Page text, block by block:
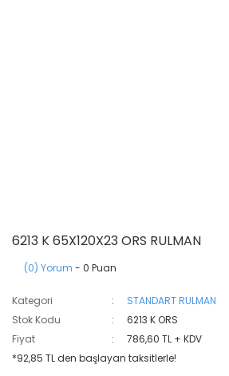
6213 K 65X120X23 ORS RULMAN
(0) Yorum - 0 Puan
Kategori
STANDART RULMAN
Stok Kodu
6213 K ORS
Fiyat
786,60 TL + KDV
*92,85 TL den başlayan taksitlerle!